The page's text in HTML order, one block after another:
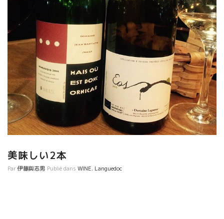
っていたのには驚いた。 ここまでラングドックの歴史を飲むと、
どうしてもこの人は欠かせない。ラングドック・ワインのイメー
ジを変えた 偉大な人、そうAimé Commeyra＊エメ・コメイラス
さんだ。Domaine de l’Aiguelière＊ドメーヌ・ド・レグリエール
のワインだ。 Domaine L’ Aiguelière Tradition 1993 を開け
た。２６年も熟成したラングドックワイン。 これは、四次元カラ
フに入れた。 あまりにもの若々しいしさ驚かせれた一本だ。 初め
て訪問した時の事を今でもハッキリと覚えている。 ラングドック
の歴史を造りあげた人のオーラは凄いものがあった。 あの時の事
を思い出しながら、味わった。ワインは素晴らしい。 最近の若い
人、特に自然派ワイン愛好家の人達はあまり古いワインを飲む習
慣，機会がないのが残念だと思う。 彼らの中には、チョット枯れ
葉風の香りがすると、『もうこのワインは過ぎている！』と言い
切ってしまう人が多いのが残念だ。これは、フランス人も日本人
も同じだ。 だから、若い人と古酒を飲むときは、よく気をつけて
いる。 ２０年以上熟成すると、やや枯れた風味の中の旨味を味わ
美味しい2本
Par伊藤與志男 Publié dans WINE, Languedoc